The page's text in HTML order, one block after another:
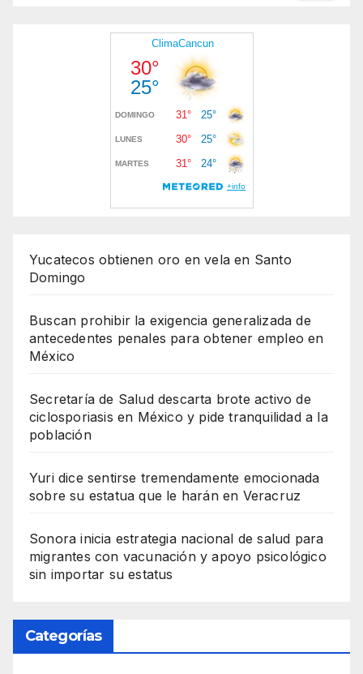
Yucatecos obtienen oro en vela en Santo
Domingo
Buscan prohibir la exigencia generalizada de
antecedentes penales para obtener empleo en
México
Secretaría de Salud descarta brote activo de
ciclosporiasis en México y pide tranquilidad a la
población
Yuri dice sentirse tremendamente emocionada
sobre su estatua que le harán en Veracruz
Sonora inicia estrategia nacional de salud para
migrantes con vacunación y apoyo psicológico
sin importar su estatus
Categorías